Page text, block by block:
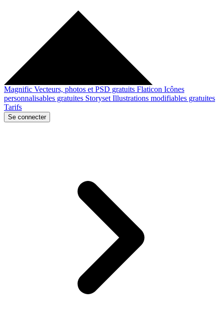
Magnific Vecteurs, photos et PSD gratuits Flaticon Icônes
personnalisables gratuites Storyset Illustrations modifiables gratuites
Tarifs
Se connecter